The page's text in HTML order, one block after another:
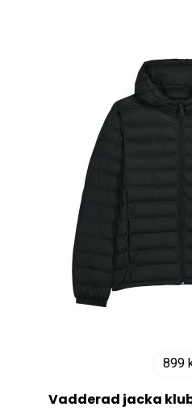
899
Vadderad jacka